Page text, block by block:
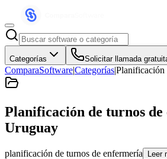
Categorías Solicitar llamada
ComparaSoftware|Categorías|Planificación
Planificación de turnos
Uruguay
planificación de turnos de enfermería Leer